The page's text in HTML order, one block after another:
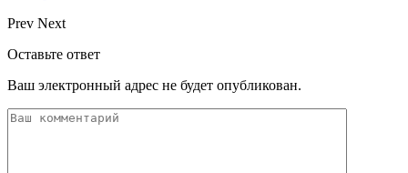
Prev Next
Оставьте ответ
Ваш электронный адрес не будет опубликован.